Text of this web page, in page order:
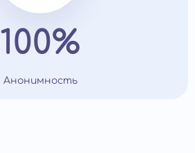
100%
Анонимность